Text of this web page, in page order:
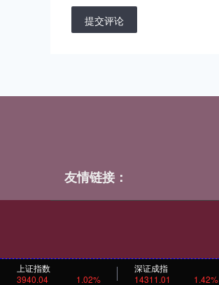
提交评论
上证指数
3940.04
1.02%
深证成指
14311.01
1.42%
友情链接：